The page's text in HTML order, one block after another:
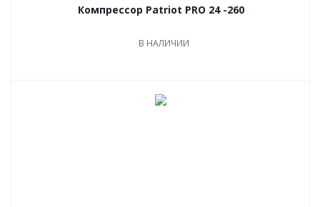
Компрессор Patriot PRO 24 -260
В НАЛИЧИИ